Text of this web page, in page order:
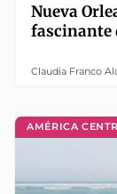
Nueva
fascinante
Claudia Franco
AMÉRICA